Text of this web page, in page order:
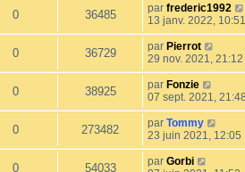
0 36485 par frederic1992
13 janv. 2022, 10:51
0 36729 par Pierrot
29 nov. 2021, 21:12
0 38925 par Fonzie
07 sept. 2021, 21:48
0 273482 par Tommy
23 juin 2021, 12:05
0 54033 par Gorbi